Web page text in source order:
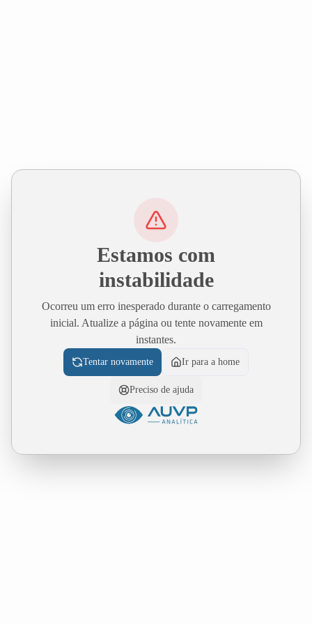
Estamos com
instabilidade
Ocorreu um erro inesperado durante o carregamento
inicial. Atualize a página ou tente novamente em
instantes.
Tentar novamente Ir para a home
Preciso de ajuda